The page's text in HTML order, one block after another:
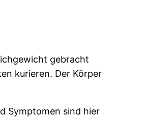
gebracht
kurieren. Der Körper
Symptomen sind hier